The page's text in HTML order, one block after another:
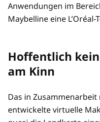
Anwendungen im
Maybelline eine L’Oréal-
Hoffentlich
am Kinn
Das in
entwickelte virtuelle